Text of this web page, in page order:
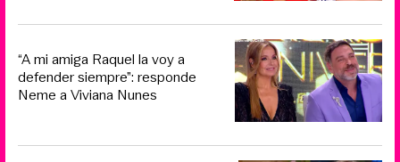
“A mi amiga Raquel la voy a
defender siempre”: responde
Neme a Viviana Nunes